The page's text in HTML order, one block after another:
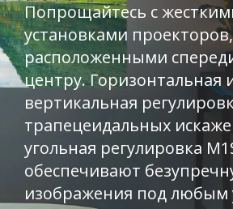
Попрощайтесь с
установками проекторов,
расположенными
центру. Горизонтальная
вертикальная
трапецеидальных
угольная регулировка
обеспечивают
изображения под любым